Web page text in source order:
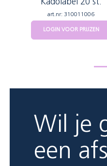
Kadolabel 20 st.
art.nr: 310011006
LOGIN VOOR PRIJZEN
Wil je
een